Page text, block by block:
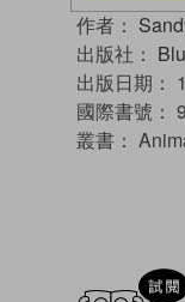
作者：
出版社：
出版日期：
國際書號：
叢書：